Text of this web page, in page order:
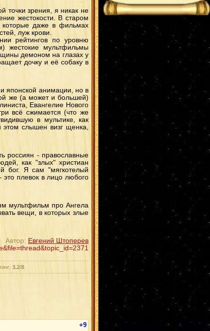
точки зрения, я никак не
жестокости. В старом
даже в фильмах
луж крови.
рейтингов по уровню
жестокие мультфильмы
демоном на глазах у
дочку и её собаку в
японской анимации, но в
же (а может и большей)
Евангелие Нового
всё сжимается (что же
в мультике, как
этом слышен визг щенка,
россиян - православные
как "злых" христиан
бог. Я сам "мягкотелый
это плевок в лицо любого
мультфильм про Ангела
вещи, в которых злые
Автор: Евгений Штоперев
3.2/8
+9